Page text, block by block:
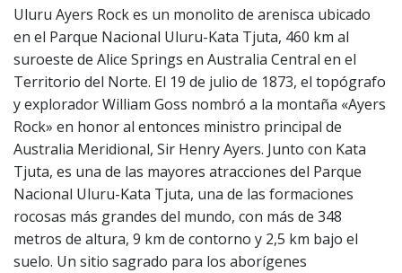
Uluru Ayers Rock es un monolito de arenisca ubicado
en el Parque Nacional Uluru-Kata Tjuta, 460 km al
suroeste de Alice Springs en Australia Central en el
Territorio del Norte. El 19 de julio de 1873, el topógrafo
y explorador William Goss nombró a la montaña «Ayers
Rock» en honor al entonces ministro principal de
Australia Meridional, Sir Henry Ayers. Junto con Kata
Tjuta, es una de las mayores atracciones del Parque
Nacional Uluru-Kata Tjuta, una de las formaciones
rocosas más grandes del mundo, con más de 348
metros de altura, 9 km de contorno y 2,5 km bajo el
suelo. Un sitio sagrado para los aborígenes